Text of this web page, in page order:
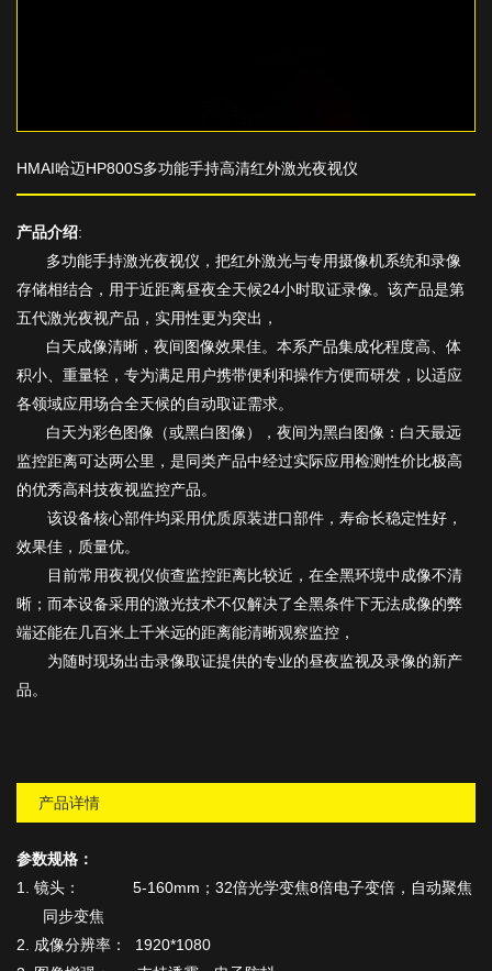
HMAI哈迈HP800S多功能手持高清红外激光夜视仪
产品介绍:
多功能手持激光夜视仪，把红外激光与专用摄像机系统和录像
存储相结合，用于近距离昼夜全天候24小时取证录像。该产品是第
五代激光夜视产品，实用性更为突出，
白天成像清晰，夜间图像效果佳。本系产品集成化程度高、体
积小、重量轻，专为满足用户携带便利和操作方便而研发，以适应
各领域应用场合全天候的自动取证需求。
白天为彩色图像（或黑白图像），夜间为黑白图像： 白天最远
监控距离可达两公里，是同类产品中经过实际应用检测性价比极高
的优秀高科技夜视监控产品。
该设备核心部件均采用优质原装进口部件，寿命长稳定性好，
效果佳，质量优。
目前常用夜视仪侦查监控距离比较近，在全黑环境中成像不清
晰；而本设备采用的激光技术不仅解决了全黑条件下无法成像的弊
端还能在几百米上千米远的距离能清晰观察监控，
为随时现场出击录像取证提供的专业的昼夜监视及录像的新产
品。
产品详情
参数规格：
1. 镜头： 5-160mm；32倍光学变焦8倍电子变倍，自动聚焦
同步变焦
2. 成像分辨率： 1920*1080